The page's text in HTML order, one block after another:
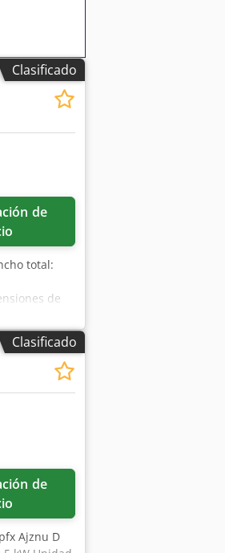
Clasificado
total:
de
kg -
el IVA
vehículos
Adtskr
Clasificado
Ajznu D